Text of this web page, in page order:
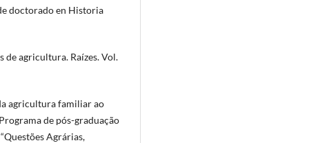
doctorado en Historia
de agricultura. Raízes. Vol.
agricultura familiar ao
de pós-graduação
Agrárias,